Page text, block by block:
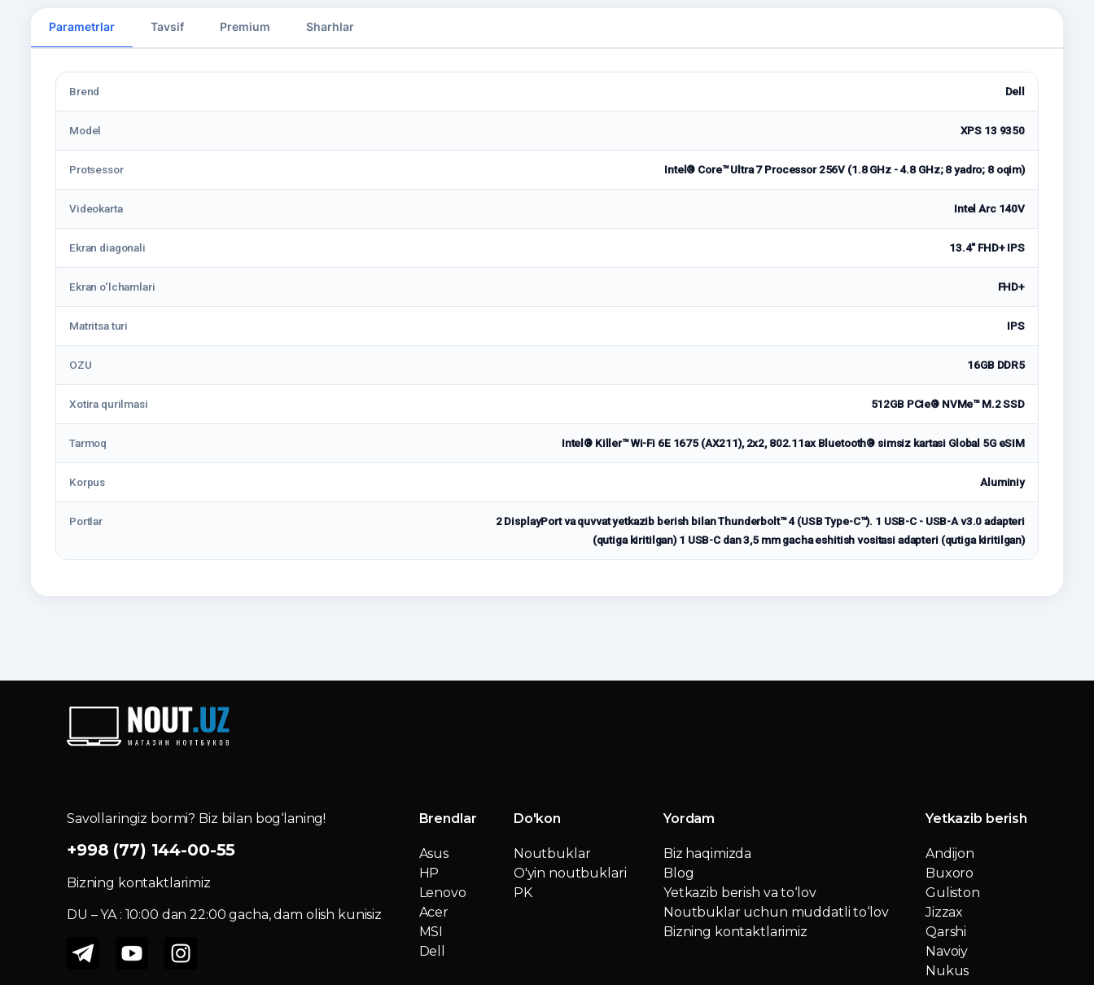
Parametrlar Tavsif Premium Sharhlar
Brend Dell
Model XPS 13 9350
Protsessor Intel® Core™ Ultra 7 Processor 256V (1.8 GHz - 4.8 GHz; 8 yadro; 8 oqim)
Videokarta Intel Arc 140V
Ekran diagonali 13.4" FHD+ IPS
Ekran o‘lchamlari FHD+
Matritsa turi IPS
OZU 16GB DDR5
Xotira qurilmasi 512GB PCIe® NVMe™ M.2 SSD
Tarmoq Intel® Killer™ Wi-Fi 6E 1675 (AX211), 2x2, 802.11ax Bluetooth® simsiz kartasi Global 5G eSIM
Korpus Aluminiy
Portlar
2 DisplayPort va quvvat yetkazib berish bilan Thunderbolt™ 4 (USB Type-C™). 1 USB-C - USB-A v3.0 adapteri
(qutiga kiritilgan) 1 USB-C dan 3,5 mm gacha eshitish vositasi adapteri (qutiga kiritilgan)
Savollaringiz bormi? Biz bilan bog‘laning!
+998 (77) 144-00-55
Bizning kontaktlarimiz
DU – YA : 10:00 dan 22:00 gacha, dam olish kunisiz
Brendlar
Asus
HP
Lenovo
Acer
MSI
Dell
Do'kon
Noutbuklar
O'yin noutbuklari
PK
Yordam
Biz haqimizda
Blog
Yetkazib berish va to‘lov
Noutbuklar uchun muddatli to‘lov
Bizning kontaktlarimiz
Yetkazib berish
Andijon
Buxoro
Guliston
Jizzax
Qarshi
Navoiy
Nukus